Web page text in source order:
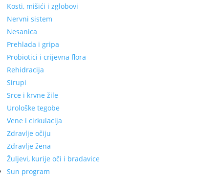
Kosti, mišići i zglobovi
Nervni sistem
Nesanica
Prehlada i gripa
Probiotici i crijevna flora
Rehidracija
Sirupi
Srce i krvne žile
Urološke tegobe
Vene i cirkulacija
Zdravlje očiju
Zdravlje žena
Žuljevi, kurije oči i bradavice
Sun program